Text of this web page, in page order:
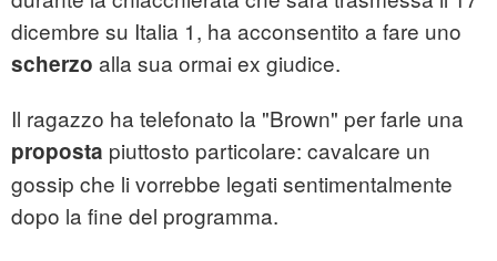
dicembre su Italia 1, ha acconsentito a fare uno
scherzo alla sua ormai ex giudice.
Il ragazzo ha telefonato la "Brown" per farle una
proposta piuttosto particolare: cavalcare un
gossip che li vorrebbe legati sentimentalmente
dopo la fine del programma.